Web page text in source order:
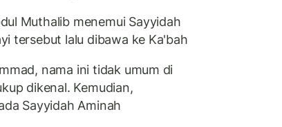
Muthalib menemui Sayyidah
tersebut lalu dibawa ke Ka'bah
nama ini tidak umum di
dikenal. Kemudian,
Sayyidah Aminah